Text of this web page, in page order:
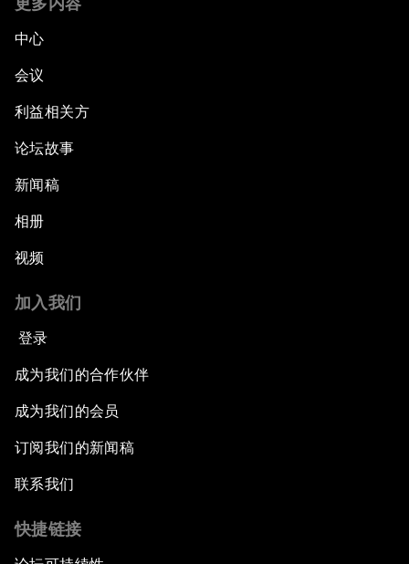
中心
会议
利益相关方
论坛故事
新闻稿
相册
视频
加入我们
登录
成为我们的合作伙伴
成为我们的会员
订阅我们的新闻稿
联系我们
快捷链接